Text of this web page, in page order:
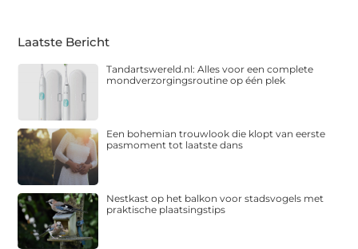
Laatste Bericht
Tandartswereld.nl: Alles voor een complete
mondverzorgingsroutine op één plek
Een bohemian trouwlook die klopt van eerste
pasmoment tot laatste dans
Nestkast op het balkon voor stadsvogels met
praktische plaatsingstips